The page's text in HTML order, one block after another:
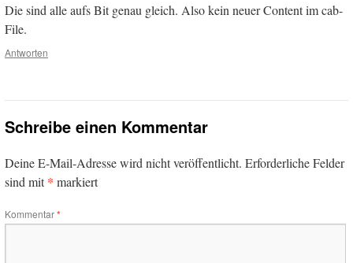
Die sind alle aufs Bit genau gleich. Also kein neuer Content im cab-
File.
Antworten
Schreibe einen Kommentar
Deine E-Mail-Adresse wird nicht veröffentlicht. Erforderliche Felder
sind mit* markiert
Kommentar*